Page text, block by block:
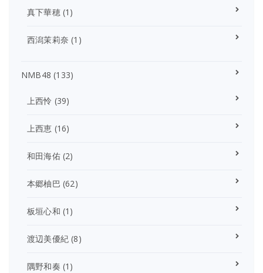
真下華穂(1)
西潟茉莉奈 (1)
NMB48 (133)
上西怜 (39)
上西恵 (16)
和田海佑(2)
本郷柚巴 (62)
板垣心和 (1)
渡辺美優紀 (8)
隅野和奏 (1)